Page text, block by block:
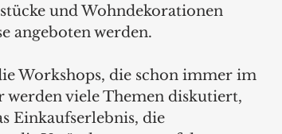
und Wohndekorationen
angeboten werden.
Workshops, die schon immer im
viele Themen diskutiert,
Einkaufserlebnis, die